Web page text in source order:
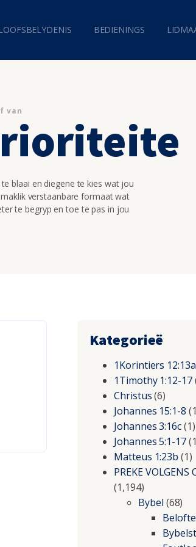
BEDIENINGS
van
blaai en diegene te kies wat jou
verstaanbare formaat wat
te begryp en toe te pas in jou
Kategorieë
1Korintiers 12:13a
1Timothy 1:12-17
Christus(6)
Johannes 15:1-8
Johannes 3:16c(1)
Johannes 5:1-17
Matteus 1:23b (1)
PREKE VOLGENS
(1,194)
Bybel (68)